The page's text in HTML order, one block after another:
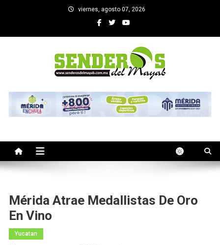
viernes, agosto 07, 2026
SENDEROS DEL MAYAB
Mérida Atrae Medallistas De Oro
En Vino
Yucatan